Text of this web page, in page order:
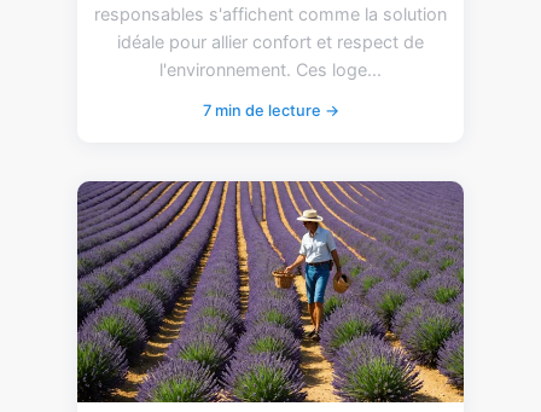
responsables s'affichent comme la solution
idéale pour allier confort et respect de
l'environnement. Ces loge...
7 min de lecture →